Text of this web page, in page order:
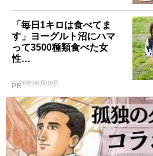
「毎日1キロは食べてま
す」ヨーグルト沼にハマ
って3500種類食べた女
性…
2026年06月09日
PR